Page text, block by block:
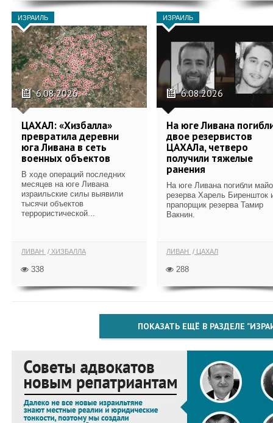
ИЗРАИЛЬ
6.08.2026
ЦАХАЛ: «Хизбалла»
превратила деревни
юга Ливана в сеть
военных объектов
В ходе операций последних
месяцев на юге Ливана
израильские силы выявили
тысячи объектов
террористической...
ЛИВАН ХИЗБАЛЛА
338
ИЗРАИЛЬ
6.08.2026
На юге Ливана
двое резервистов
ЦАХАЛа, четверо
получили тяжелые
ранения
На юге Ливана погибли
резерва Харель Биреншток
прапорщик резерва Тамир
Вакнин.
ЛИВАН ЦАХАЛ
288
ПОКАЗАТЬ ЕЩЁ В РАЗДЕЛЕ